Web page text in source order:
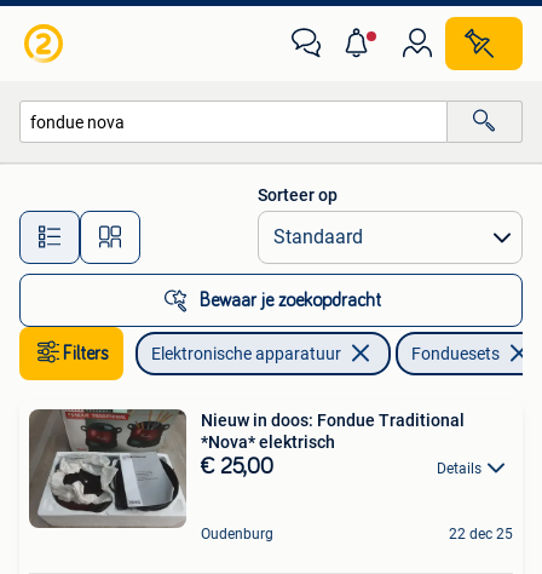
Alle afstanden…
Sorteer op
Bewaar je zoekopdracht
Filters Elektronische apparatuur Fonduesets
Nieuw in doos: Fondue Traditional
*Nova* elektrisch
€ 25,00 Details
Oudenburg 22 dec 25